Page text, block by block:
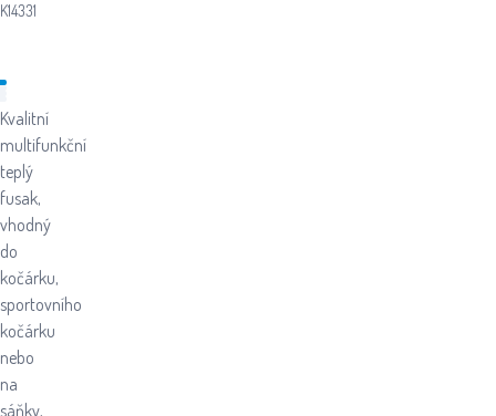
K14331
Kvalitní
multifunkční
teplý
fusak,
vhodný
do
kočárku,
sportovního
kočárku
nebo
na
sáňky,